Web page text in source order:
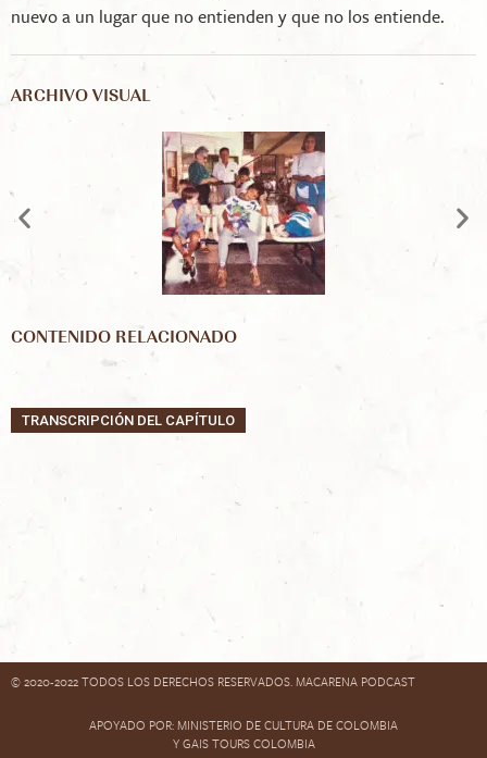
nuevo a un lugar que no entienden y que no los entiende.
ARCHIVO VISUAL
CONTENIDO RELACIONADO
TRANSCRIPCIÓN DEL CAPÍTULO
© 2020-2022 TODOS LOS DERECHOS RESERVADOS. MACARENA PODCAST
APOYADO POR:MINISTERIO DE CULTURA DE COLOMBIA
YGAIS TOURS COLOMBIA